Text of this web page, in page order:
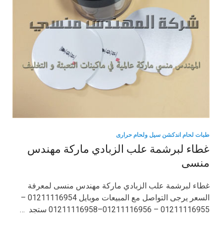
طبات لحام اندكشن سيل ولحام حرارى
غطاء لبرشمة علب الزبادي ماركة مهندس
منسى
غطاء لبرشمة علب الزبادي ماركة مهندس منسى لمعرفة
السعر يرجى التواصل مع المبيعات موبايل 01211116954 –
01211116955 – 01211116956–01211116958 ستجد …